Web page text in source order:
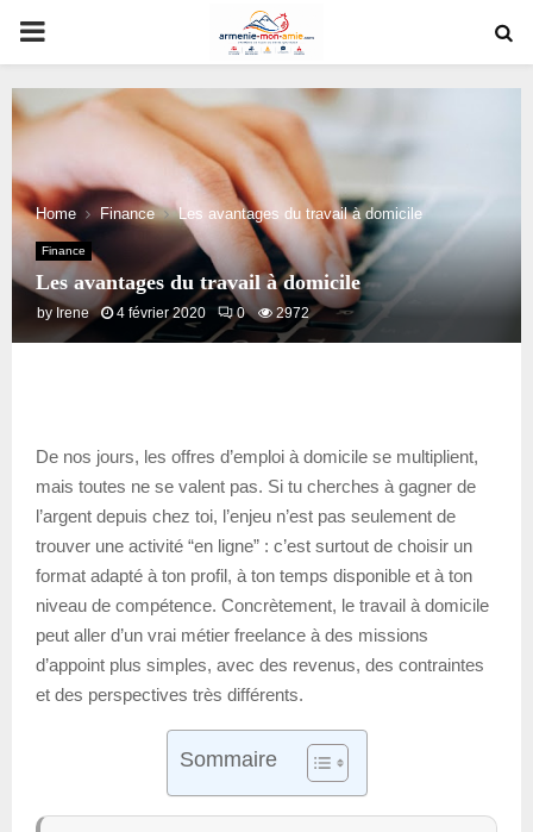
PRIMARY
MENU
Home Finance Les avantages du travail à domicile
Finance
Les avantages du travail à domicile
by Irene 4 février 2020 0 2972
De nos jours, les offres d’emploi à domicile se multiplient,
mais toutes ne se valent pas. Si tu cherches à gagner de
l’argent depuis chez toi, l’enjeu n’est pas seulement de
trouver une activité “en ligne” : c’est surtout de choisir un
format adapté à ton profil, à ton temps disponible et à ton
niveau de compétence. Concrètement, le travail à domicile
peut aller d’un vrai métier freelance à des missions
d’appoint plus simples, avec des revenus, des contraintes
et des perspectives très différents.
Sommaire